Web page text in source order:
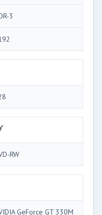
3
RW
GeForce GT 330M